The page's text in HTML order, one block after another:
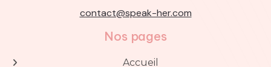
contact@speak-her.com
Nos pages
 Accueil